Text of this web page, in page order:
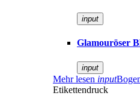
input
Glamouröser
input
Mehr lesen input
Etikettendruck